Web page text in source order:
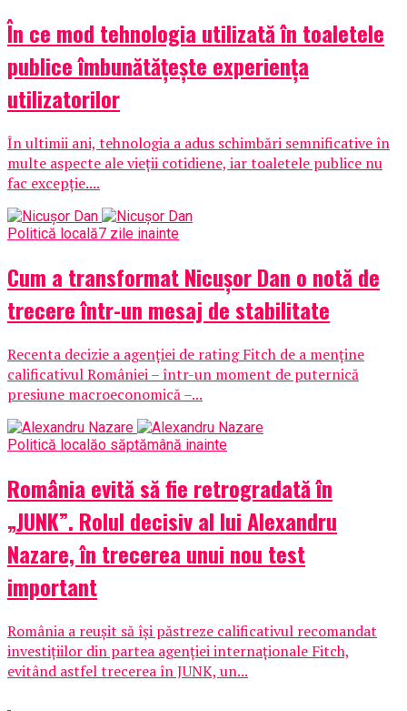
În ce mod tehnologia utilizată în toaletele
publice îmbunătățește experiența
utilizatorilor
În ultimii ani, tehnologia a adus schimbări semnificative în
multe aspecte ale vieții cotidiene, iar toaletele publice nu
fac excepție....
Politică locală7 zile inainte
Cum a transformat Nicușor Dan o notă de
trecere într-un mesaj de stabilitate
Recenta decizie a agenției de rating Fitch de a menține
calificativul României – într-un moment de puternică
presiune macroeconomică –...
Politică localăo săptămână inainte
România evită să fie retrogradată în
„JUNK”. Rolul decisiv al lui Alexandru
Nazare, în trecerea unui nou test
important
România a reușit să își păstreze calificativul recomandat
investițiilor din partea agenției internaționale Fitch,
evitând astfel trecerea în JUNK, un...